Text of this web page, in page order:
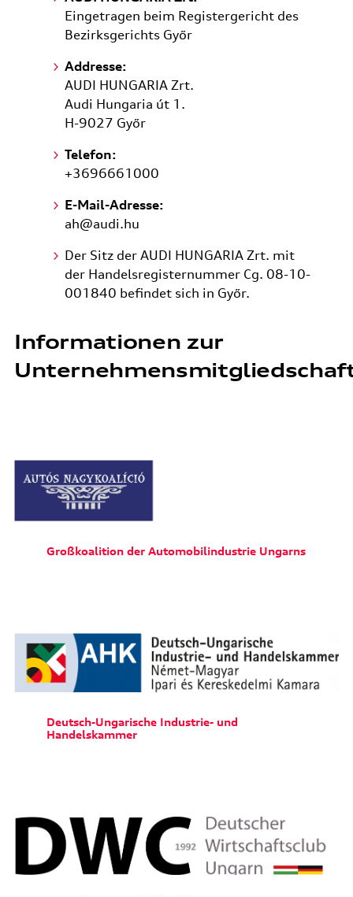
Eingetragen beim Registergericht des
Bezirksgerichts Győr
Addresse:
AUDI HUNGARIA Zrt.
Audi Hungaria út 1.
H-9027 Győr
Telefon:
+3696661000
E-Mail-Adresse:
ah@audi.hu
Der Sitz der AUDI HUNGARIA Zrt. mit
der Handelsregisternummer Cg. 08-10-
001840 befindet sich in Győr.
Informationen zur
Großkoalition der Automobilindustrie Ungarns
Deutsch-Ungarische Industrie- und
Handelskammer